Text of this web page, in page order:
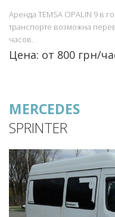
Аренда TEMSA OPALIN 9 в
транспорте возможна
часов.
Цена: от 800 грн/
MERCEDES
SPRINTER